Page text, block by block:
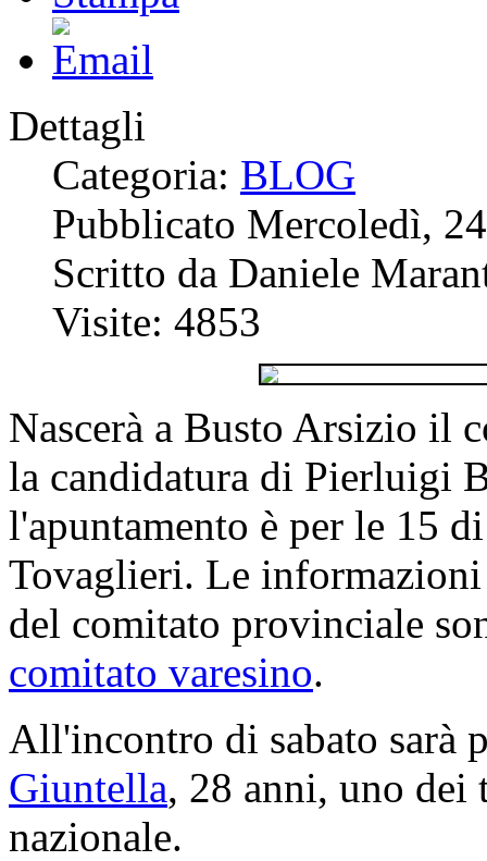
Dettagli
Categoria: BLOG
Pubblicato Mercoledì,
Scritto da Daniele
Visite: 4853
Nascerà a Busto Arsizio il
la candidatura di Pierluigi
l'apuntamento è per le 15
Tovaglieri. Le
del comitato provinciale
comitato varesino.
All'incontro di sabato sarà
Giuntella, 28 anni, uno dei
nazionale.